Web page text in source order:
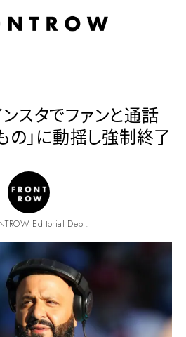
ンスタでファンと通話
の」に動揺し強制終了
Editorial Dept.